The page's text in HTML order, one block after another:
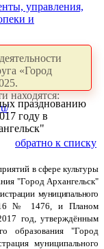
управления,
и
«Город
находятся:
празднованию
году в
обратно к списку
в сфере культуры
"Город Архангельск"
муниципального
№ 1476, и Планом
год, утверждённым
образования "Город
муниципального